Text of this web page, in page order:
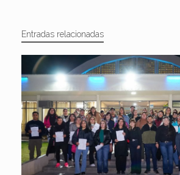
Entradas relacionadas